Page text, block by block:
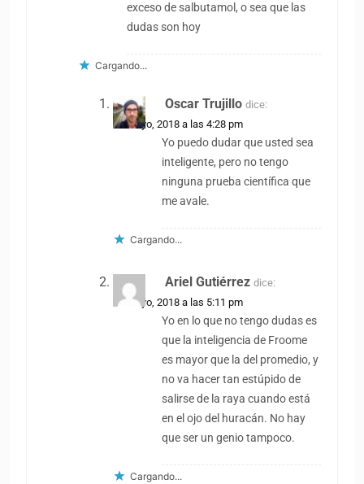
exceso de salbutamol, o sea que las
dudas son hoy
Cargando...
Oscar Trujillo dice:
25 mayo, 2018 a las 4:28 pm
Yo puedo dudar que usted sea
inteligente, pero no tengo
ninguna prueba científica que
me avale.
Cargando...
Ariel Gutiérrez dice:
25 mayo, 2018 a las 5:11 pm
Yo en lo que no tengo dudas es
que la inteligencia de Froome
es mayor que la del promedio, y
no va hacer tan estúpido de
salirse de la raya cuando está
en el ojo del huracán. No hay
que ser un genio tampoco.
Cargando...